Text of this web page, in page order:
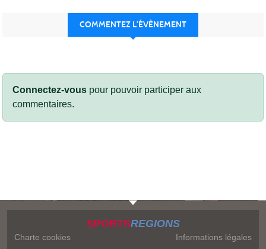
COMMENTEZ L’ÉVÈNEMENT
Connectez-vous pour pouvoir participer aux
commentaires.
SPORTSREGIONS
Charte cookies Informations légales